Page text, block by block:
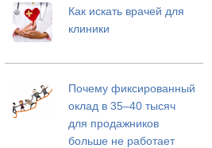
Как искать врачей для
клиники
Почему фиксированный
оклад в 35–40 тысяч
для продажников
больше не работает